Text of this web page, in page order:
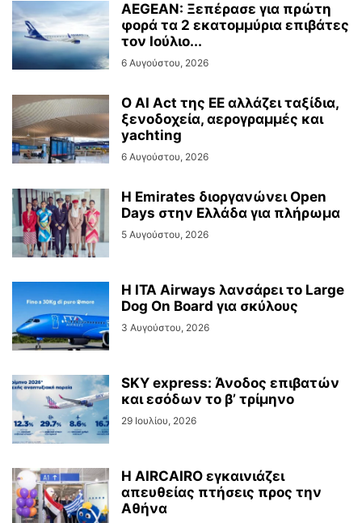
AEGEAN: Ξεπέρασε για πρώτη
φορά τα 2 εκατομμύρια επιβάτες
τον Ιούλιο...
6 Αυγούστου, 2026
Ο AI Act της ΕΕ αλλάζει ταξίδια,
ξενοδοχεία, αερογραμμές και
yachting
6 Αυγούστου, 2026
Η Emirates διοργανώνει Open
Days στην Ελλάδα για πλήρωμα
5 Αυγούστου, 2026
Η ITA Airways λανσάρει το Large
Dog On Board για σκύλους
3 Αυγούστου, 2026
SKY express: Άνοδος επιβατών
και εσόδων το β’ τρίμηνο
29 Ιουλίου, 2026
Η AIRCAIRO εγκαινιάζει
απευθείας πτήσεις προς την
Αθήνα